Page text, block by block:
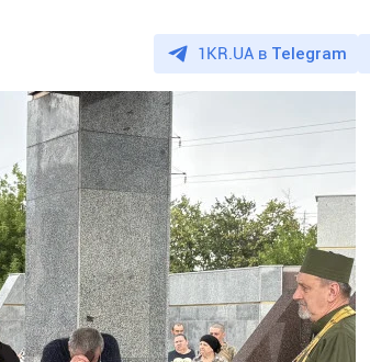
1KR.UA в Telegram